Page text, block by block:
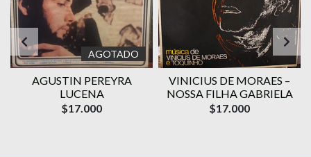
AGOTADO
AGUSTIN PEREYRA
LUCENA
$17.000
VINICIUS DE MORAES ‎–
NOSSA FILHA GABRIELA
$17.000